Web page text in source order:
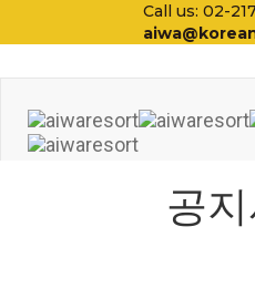
Call us: 02-
공